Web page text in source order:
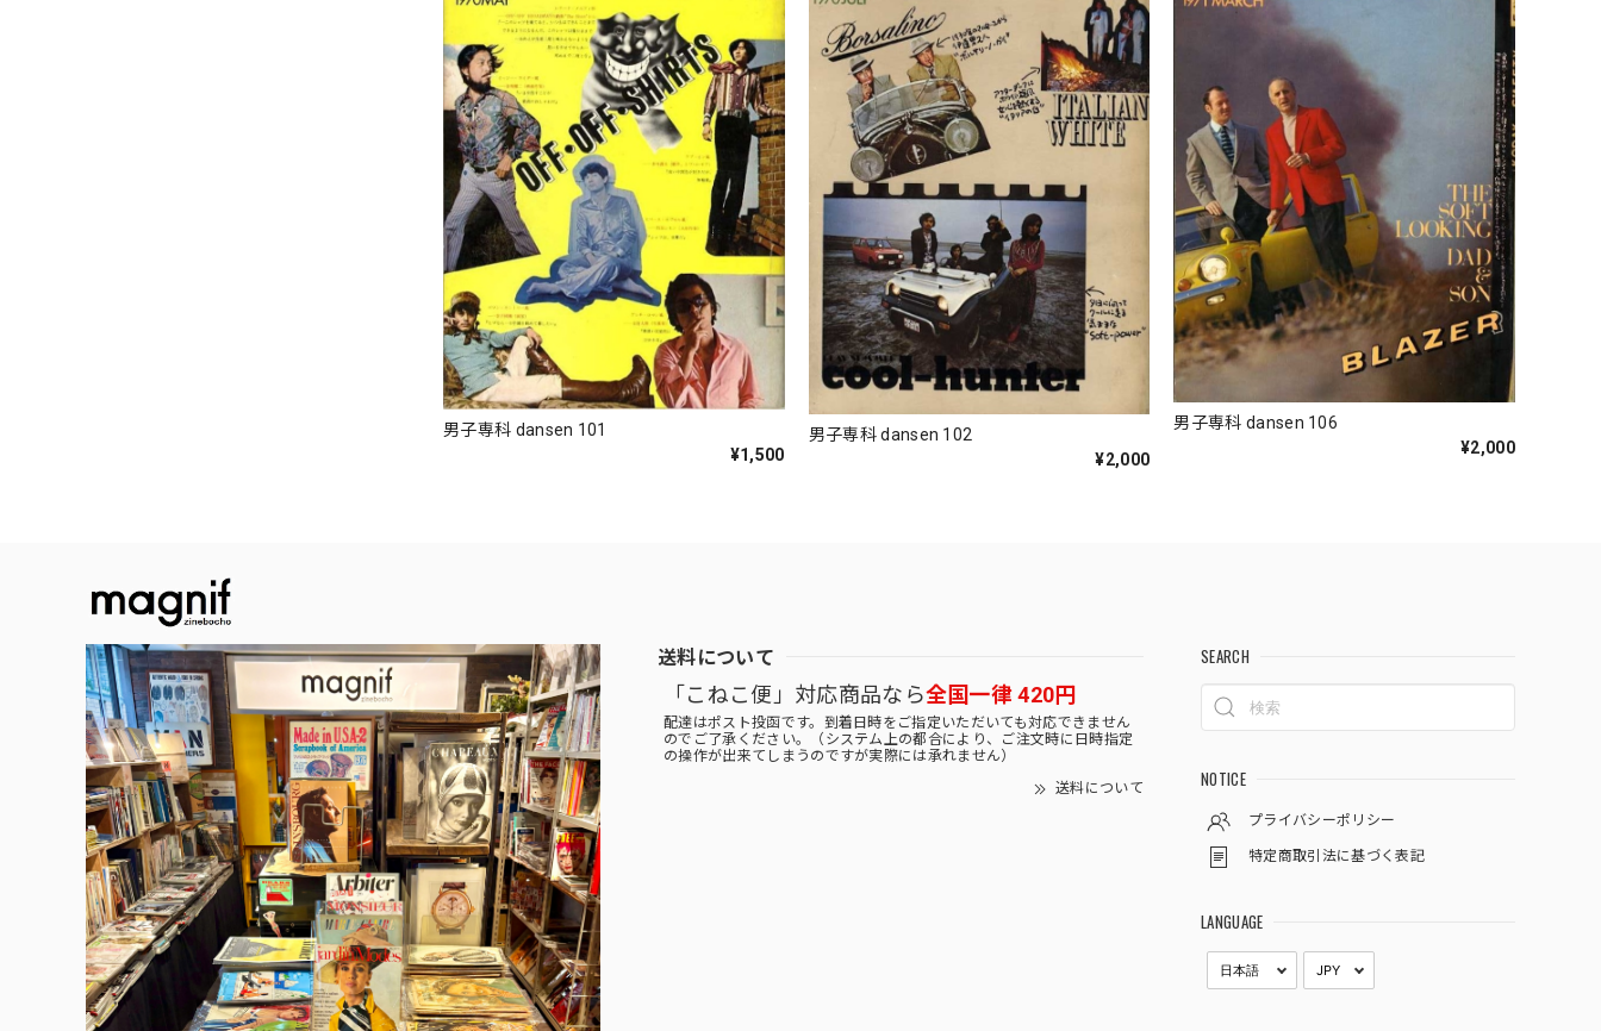
男子専科 dansen 101
¥1,500
男子専科 dansen 102
¥2,000
男子専科 dansen 106
¥2,000
送料について
「こねこ便」対応商品なら全国一律 420円
配達はポスト投函です。到着日時をご指定いただいても対応できません
のでご了承ください。（システム上の都合により、ご注文時に日時指定
の操作が出来てしまうのですが実際には承れません）
送料について
SEARCH
NOTICE
プライバシーポリシー
特定商取引法に基づく表記
LANGUAGE